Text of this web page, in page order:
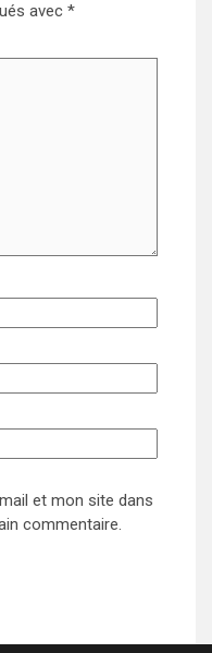
avec *
et mon site dans
commentaire.